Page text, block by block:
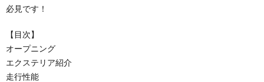
必見です！
【目次】
オープニング
エクステリア紹介
走行性能